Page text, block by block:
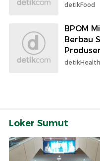
detikFood
BPOM
Berbau
detikHealth
Loker Sumut